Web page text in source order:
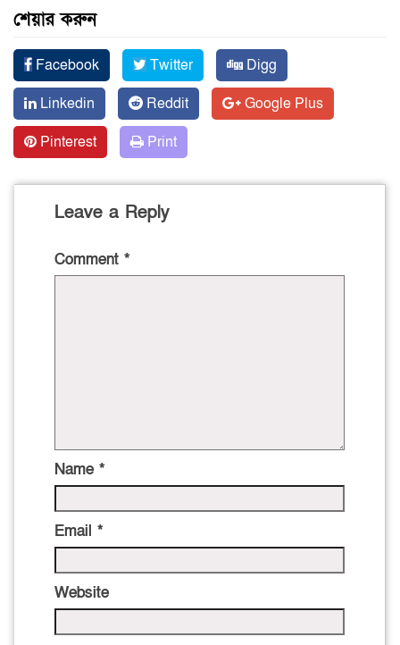
শেয়ার করুন
Facebook Twitter
Digg
Linkedin
Reddit
Google Plus
Pinterest
Print
Leave a Reply
Comment *
Name *
Email *
Website